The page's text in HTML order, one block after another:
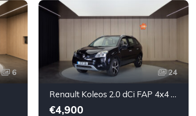
6 24
Renault Koleos 2.0 dCi FAP 4x4 Luxe
€4,900